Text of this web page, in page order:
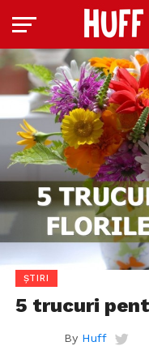
ȘTIRI
5 trucuri
By Huff